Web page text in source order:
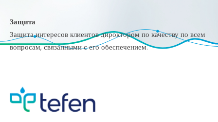
Защита
Защита интересов клиентов дироктором по качеству по всем
вопросам, связанными с его обеспечением.